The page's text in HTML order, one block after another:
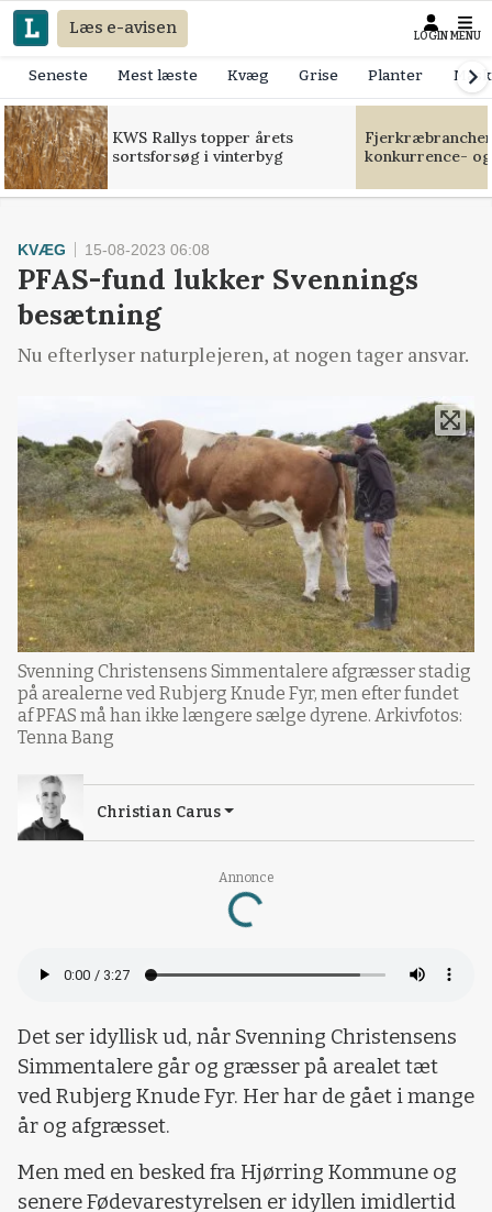
Læs e-avisen LOGIN MENU
Seneste Mest læste Kvæg Grise Planter
KWS Rallys topper årets
sortsforsøg i vinterbyg
konkurrence-
Annonce
Loading...
KVÆG 15-08-2023 06:08
PFAS-fund lukker Svennings
besætning
Nu efterlyser naturplejeren, at nogen tager ansvar.
Svenning Christensens Simmentalere afgræsser stadig
på arealerne ved Rubjerg Knude Fyr, men efter fundet
af PFAS må han ikke længere sælge dyrene. Arkivfotos:
Tenna Bang
Christian Carus
Det ser idyllisk ud, når Svenning Christensens
Simmentalere går og græsser på arealet tæt
ved Rubjerg Knude Fyr. Her har de gået i mange
år og afgræsset.
Men med en besked fra Hjørring Kommune og
senere Fødevarestyrelsen er idyllen imidlertid